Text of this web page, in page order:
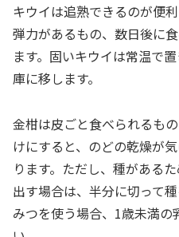
キウイは追熟できるのが便
弾力があるもの、数日後に
ます。固いキウイは常温で
庫に移します。
金柑は皮ごと食べられるも
けにすると、のどの乾燥が
ります。ただし、種がある
出す場合は、半分に切って
みつを使う場合、1歳未満の